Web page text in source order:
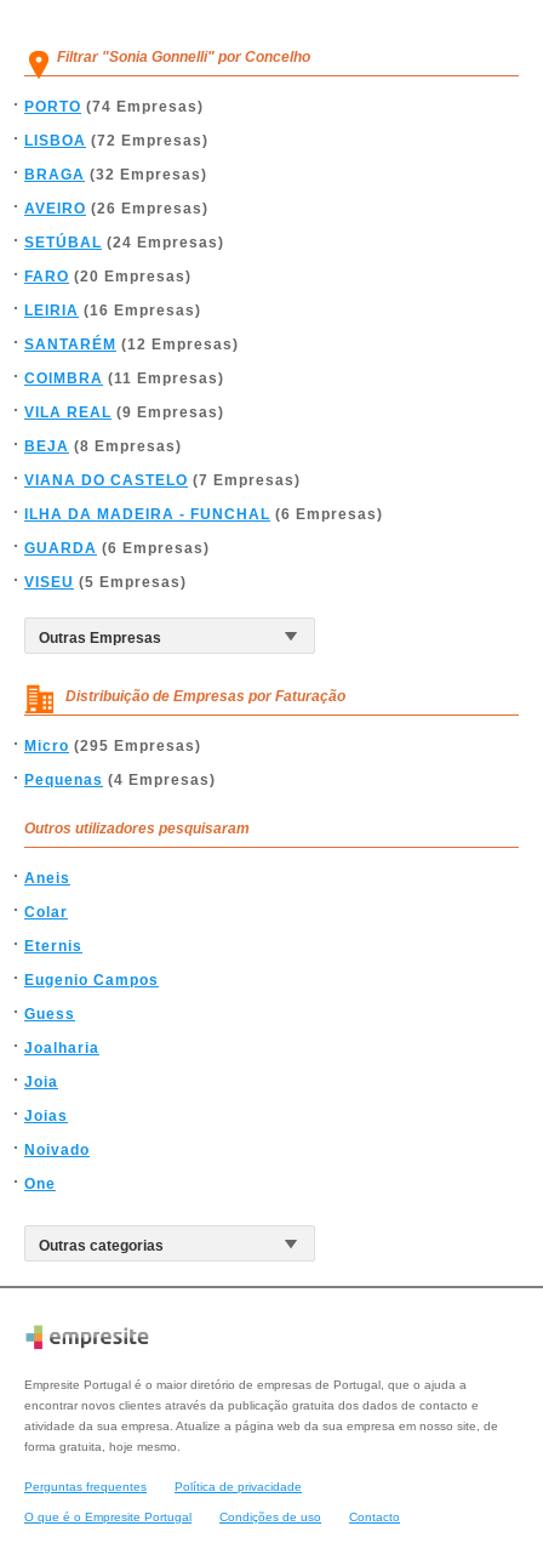
Filtrar "Sonia Gonnelli" por Concelho
PORTO (74 Empresas)
LISBOA (72 Empresas)
BRAGA (32 Empresas)
AVEIRO (26 Empresas)
SETÚBAL (24 Empresas)
FARO (20 Empresas)
LEIRIA (16 Empresas)
SANTARÉM (12 Empresas)
COIMBRA (11 Empresas)
VILA REAL (9 Empresas)
BEJA (8 Empresas)
VIANA DO CASTELO (7 Empresas)
ILHA DA MADEIRA - FUNCHAL (6 Empresas)
GUARDA (6 Empresas)
VISEU (5 Empresas)
Distribuição de Empresas por Faturação
Micro (295 Empresas)
Pequenas (4 Empresas)
Outros utilizadores pesquisaram
Aneis
Colar
Eternis
Eugenio Campos
Guess
Joalharia
Joia
Joias
Noivado
One
Empresite Portugal é o maior diretório de empresas de Portugal, que o ajuda a
encontrar novos clientes através da publicação gratuita dos dados de contacto e
atividade da sua empresa. Atualize a página web da sua empresa em nosso site, de
forma gratuita, hoje mesmo.
Perguntas frequentes Política de privacidade
O que é o Empresite Portugal Condições de uso Contacto